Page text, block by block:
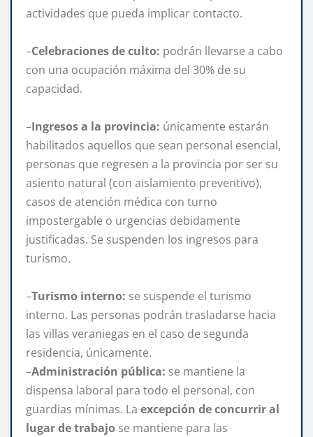
actividades que pueda implicar contacto.
–Celebraciones de culto: podrán llevarse a cabo
con una ocupación máxima del 30% de su
capacidad.
–Ingresos a la provincia: únicamente estarán
habilitados aquellos que sean personal esencial,
personas que regresen a la provincia por ser su
asiento natural (con aislamiento preventivo),
casos de atención médica con turno
impostergable o urgencias debidamente
justificadas. Se suspenden los ingresos para
turismo.
–Turismo interno: se suspende el turismo
interno. Las personas podrán trasladarse hacia
las villas veraniegas en el caso de segunda
residencia, únicamente.
–Administración pública: se mantiene la
dispensa laboral para todo el personal, con
guardias mínimas. La excepción de concurrir al
lugar de trabajo se mantiene para las